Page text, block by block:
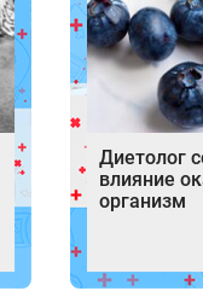
Диетолог
влияние
организм